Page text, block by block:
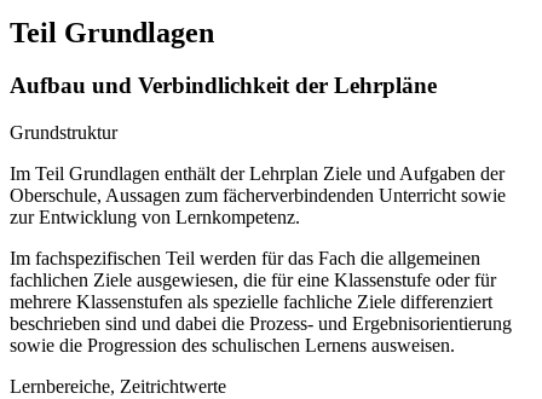
Teil Grundlagen
Aufbau und Verbindlichkeit der Lehrpläne
Grundstruktur
Im Teil Grundlagen enthält der Lehrplan Ziele und Aufgaben der
Oberschule, Aussagen zum fächerverbindenden Unterricht sowie
zur Entwicklung von Lernkompetenz.
Im fachspezifischen Teil werden für das Fach die allgemeinen
fachlichen Ziele ausgewiesen, die für eine Klassenstufe oder für
mehrere Klassenstufen als spezielle fachliche Ziele differenziert
beschrieben sind und dabei die Prozess- und Ergebnisorientierung
sowie die Progression des schulischen Lernens ausweisen.
Lernbereiche, Zeitrichtwerte